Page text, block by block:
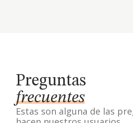
Preguntas
frecuentes
Estas son alguna de las